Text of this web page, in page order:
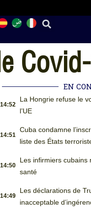
EN
14:52
La Hongrie refuse le
l’UE
14:51
Cuba condamne
liste des États
14:50
Les infirmiers cubains
santé
14:49
Les déclarations de
inacceptable